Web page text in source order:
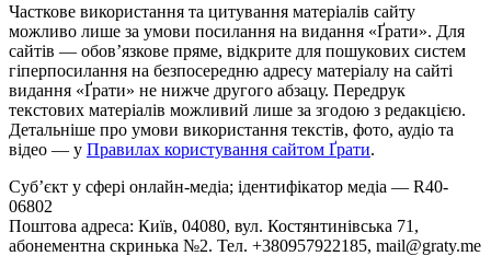
Часткове використання та цитування матеріалів сайту
можливо лише за умови посилання на видання «Ґрати». Для
сайтів — обовʼязкове пряме, відкрите для пошукових систем
гіперпосилання на безпосередню адресу матеріалу на сайті
видання «Ґрати» не нижче другого абзацу. Передрук
текстових матеріалів можливий лише за згодою з редакцією.
Детальніше про умови використання текстів, фото, аудіо та
відео — у Правилах користування сайтом Ґрати.
Суб’єкт у сфері онлайн-медіа; ідентифікатор медіа — R40-
06802
Поштова адреса: Київ, 04080, вул. Костянтинівська 71,
абонементна скринька №2. Тел. +380957922185, mail@graty.me